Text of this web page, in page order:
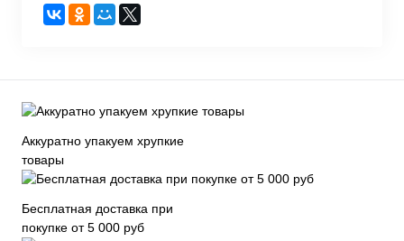
Аккуратно упакуем хрупкие
товары
Бесплатная доставка при
покупке от 5 000 руб